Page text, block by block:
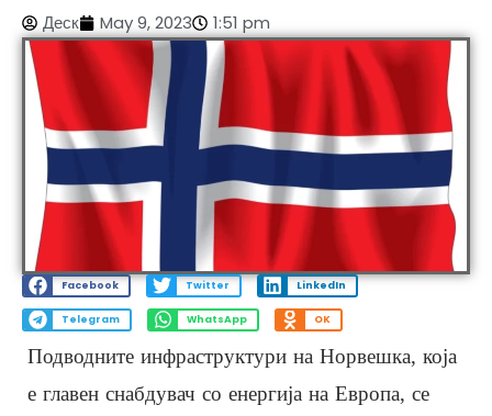
Деск May 9, 2023 1:51 pm
Facebook Twitter LinkedIn
Telegram WhatsApp OK
Подводните инфраструктури на Норвешка, која
е главен снабдувач со енергија на Европа, се